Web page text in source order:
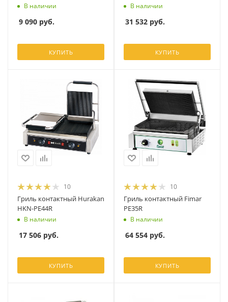
В наличии
9 090 руб.
КУПИТЬ
В наличии
31 532 руб.
КУПИТЬ
10
Гриль контактный Hurakan
HKN-PE44R
В наличии
17 506 руб.
КУПИТЬ
10
Гриль контактный Fimar
PE35R
В наличии
64 554 руб.
КУПИТЬ